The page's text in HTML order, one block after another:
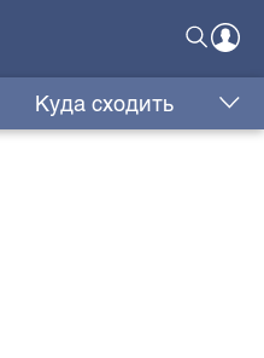
Куда сходить